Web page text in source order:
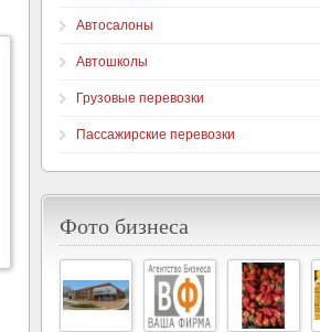
Автосалоны
Автошколы
Грузовые перевозки
Пассажирские перевозки
Фото бизнеса